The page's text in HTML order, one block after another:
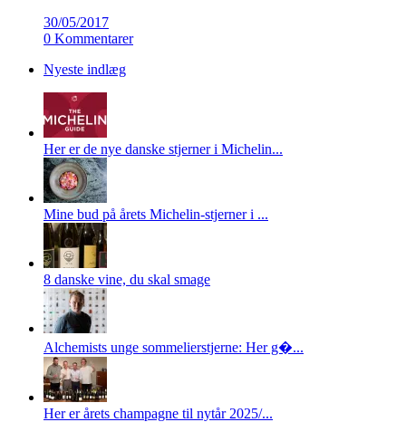
30/05/2017
0 Kommentarer
Nyeste indlæg
Her er de nye danske stjerner i Michelin...
Mine bud på årets Michelin-stjerner i ...
8 danske vine, du skal smage
Alchemists unge sommelierstjerne: Her g�...
Her er årets champagne til nytår 2025/...